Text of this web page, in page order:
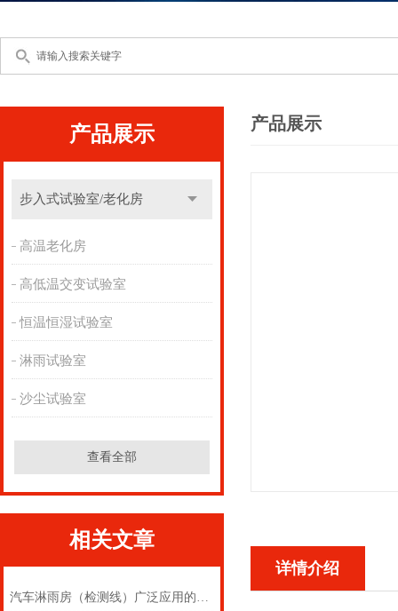
产品展示
步入式试验室/老化房
高温老化房
高低温交变试验室
恒温恒湿试验室
淋雨试验室
沙尘试验室
查看全部
相关文章
汽车淋雨房（检测线）广泛应用的必然性
产品展示
详情介绍